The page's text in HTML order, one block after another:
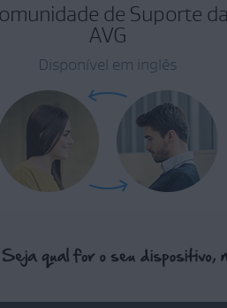
de Suporte da
AVG
Disponível em inglês